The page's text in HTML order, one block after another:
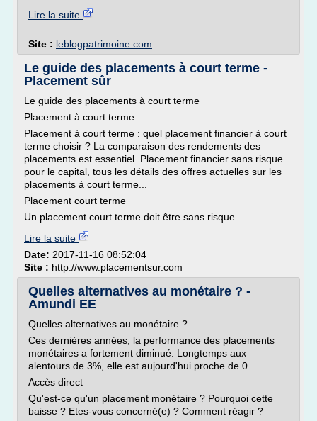
Lire la suite
Site : leblogpatrimoine.com
Le guide des placements à court terme -
Placement sûr
Le guide des placements à court terme
Placement à court terme
Placement à court terme : quel placement financier à court
terme choisir ? La comparaison des rendements des
placements est essentiel. Placement financier sans risque
pour le capital, tous les détails des offres actuelles sur les
placements à court terme...
Placement court terme
Un placement court terme doit être sans risque...
Lire la suite
Date: 2017-11-16 08:52:04
Site : http://www.placementsur.com
Quelles alternatives au monétaire ? -
Amundi EE
Quelles alternatives au monétaire ?
Ces dernières années, la performance des placements
monétaires a fortement diminué. Longtemps aux
alentours de 3%, elle est aujourd'hui proche de 0.
Accès direct
Qu'est-ce qu'un placement monétaire ? Pourquoi cette
baisse ? Etes-vous concerné(e) ? Comment réagir ?